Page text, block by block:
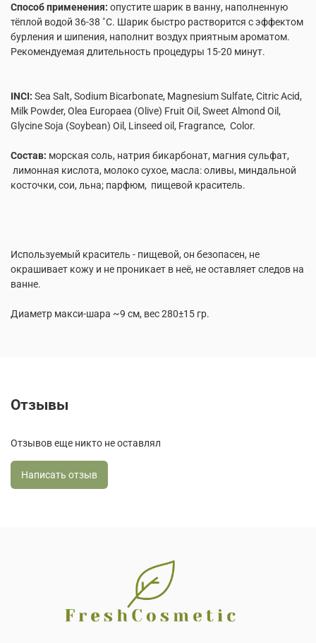
Способ применения: опустите шарик в ванну, наполненную
тёплой водой 36-38 ˚С. Шарик быстро растворится с эффектом
бурления и шипения, наполнит воздух приятным ароматом.
Рекомендуемая длительность процедуры 15-20 минут.
INCI: Sea Salt, Sodium Bicarbonate, Magnesium Sulfate, Citric Acid,
Milk Powder, Olea Europaea (Olive) Fruit Oil, Sweet Almond Oil,
Glycine Soja (Soybean) Oil, Linseed oil, Fragrance, Color.
Состав: морская соль, натрия бикарбонат, магния сульфат,
лимонная кислота, молоко сухое, масла: оливы, миндальной
косточки, сои, льна; парфюм, пищевой краситель.
Используемый краситель - пищевой, он безопасен, не
окрашивает кожу и не проникает в неё, не оставляет следов на
ванне.
Диаметр макси-шара ~9 см, вес 280±15 гр.
Отзывы
Отзывов еще никто не оставлял
Написать отзыв